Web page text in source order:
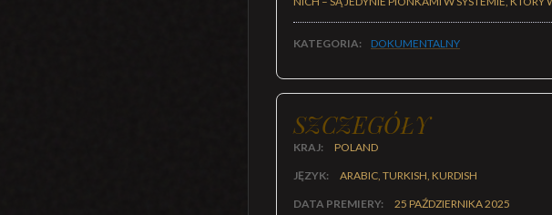
KATEGORIA: DOKUMENTALNY
SZCZEGÓŁY
KRAJ: POLAND
JĘZYK: ARABIC, TURKISH, KURDISH
DATA PREMIERY: 25 PAŹDZIERNIKA 2025